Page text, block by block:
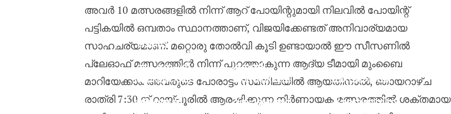
അവർ 10 മത്സരങ്ങളിൽ നിന്ന് ആറ് പോയിന്റുമായി നിലവിൽ പോയിന്റ്
പട്ടികയിൽ ഒമ്പതാം സ്ഥാനത്താണ്, വിജയിക്കേണ്ടത് അനിവാര്യമായ
സാഹചര്യമാണ്. മറ്റൊരു തോൽവി കൂടി ഉണ്ടായാൽ ഈ സീസണിൽ
പ്ലേഓഫ് മത്സരത്തിൽ നിന്ന് പുറത്താകുന്ന ആദ്യ ടീമായി മുംബൈ
മാറിയേക്കാം. അവരുടെ പോരാട്ടം സമനിലയിൽ ആയതിനാൽ, ഞായറാഴ്ച
രാത്രി 7:30 ന് റായ്പൂരിൽ ആരംഭിക്കുന്ന നിർണായക മത്സരത്തിൽ ശക്തമായ
‘ഓരോ
വെല്ലുവിളി
ക്കും മറുപടി
തയ്യാറാക
ശ്രീലങ്കൻ
കൗണ്ടി
ചാമ്പ്യൻഷി
പ്പിനായി
ലങ്കാഷെയർ
ചാമ്പ്യൻഷി
കാമ്പെയ്‌നിന്